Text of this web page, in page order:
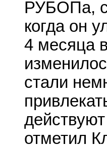
РУБОПа,
когда он
4 месяца
стали
отметил